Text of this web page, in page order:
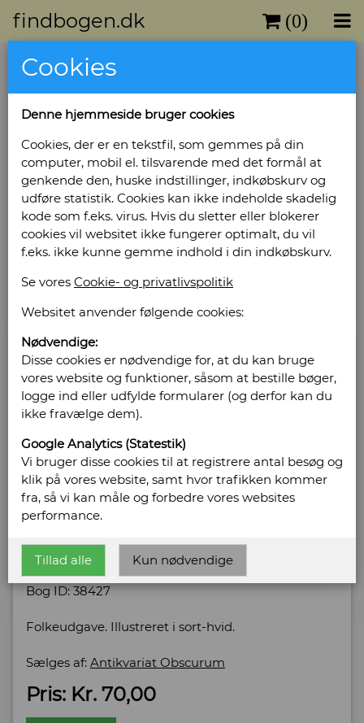
findbogen.dk (0)
Vis/skjul udvidet muligheder
Fritekst søgning
Søg Nulstil
Filtre: Antikvariat Obscurum
Viser 19875-19924 af 21446 titler
Næste
Første Forrige Sidste
Thorsen, Svend
Danmarks Rigsdag
Forlag: Forlaget Fremad - Udgivet år: 1949 - Antal
Tilstand: Pænt eksemplar. Små brugs- og
aldersspor. -
Bog ID: 38427
Folkeudgave. Illustreret i sort-hvid.
Sælges af: Antikvariat Obscurum
Pris: Kr. 70,00
Cookies
Denne hjemmeside bruger cookies
Cookies, der er en tekstfil, som gemmes på din
computer, mobil el. tilsvarende med det formål at
genkende den, huske indstillinger, indkøbskurv og
udføre statistik. Cookies kan ikke indeholde skadelig
kode som f.eks. virus. Hvis du sletter eller blokerer
cookies vil websitet ikke fungerer optimalt, du vil
f.eks. ikke kunne gemme indhold i din indkøbskurv.
Se vores Cookie- og privatlivspolitik
Websitet anvender følgende cookies:
Nødvendige:
Disse cookies er nødvendige for, at du kan bruge
vores website og funktioner, såsom at bestille bøger,
logge ind eller udfylde formularer (og derfor kan du
ikke fravælge dem).
Google Analytics (Statestik)
Vi bruger disse cookies til at registrere antal besøg og
klik på vores website, samt hvor trafikken kommer
fra, så vi kan måle og forbedre vores websites
performance.
Tillad alle Kun nødvendige